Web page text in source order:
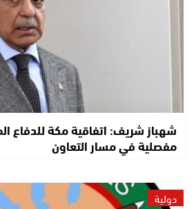
شهباز شريف: اتفاقية مكة للدفاع
مفصلية في مسار التعاون
دولية